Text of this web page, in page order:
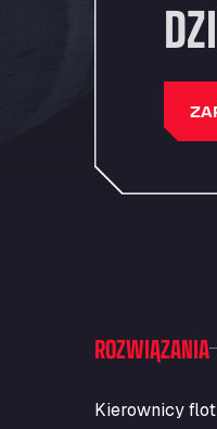
ROZWIĄZANIA
Kierownicy flot